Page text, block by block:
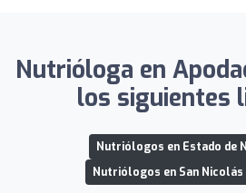
Nutrióloga en
los siguientes
Nutriólogos en Estado de
Nutriólogos en San Nicolás